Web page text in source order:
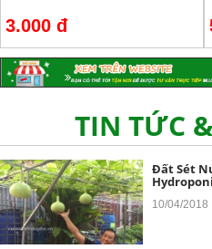
3.000 đ
TIN TỨC
Đất Sét
Chọn ?
20/11/2018
Đất Sét